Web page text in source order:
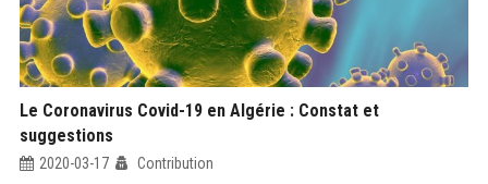
Le Coronavirus Covid-19 en Algérie : Constat et
suggestions
2020-03-17 Contribution